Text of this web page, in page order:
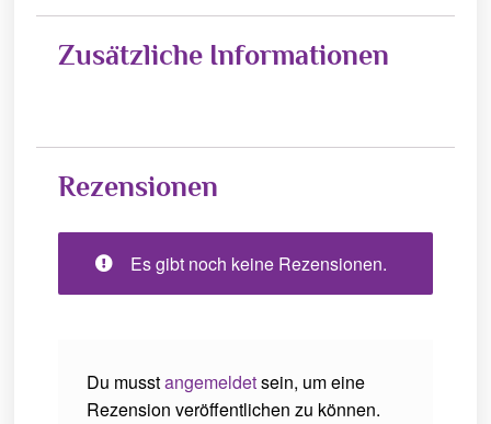
Zusätzliche Informationen
Rezensionen
Es gibt noch keine Rezensionen.
Du musstangemeldetsein, um eine
Rezension veröffentlichen zu können.